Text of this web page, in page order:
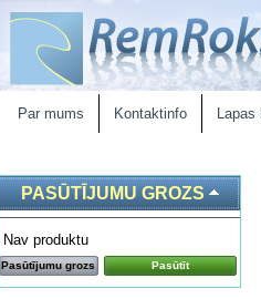
Par mums Kontaktinfo
PASŪTĪJUMU GROZS
Nav produktu
Pasūtījumu grozs Pasūtīt